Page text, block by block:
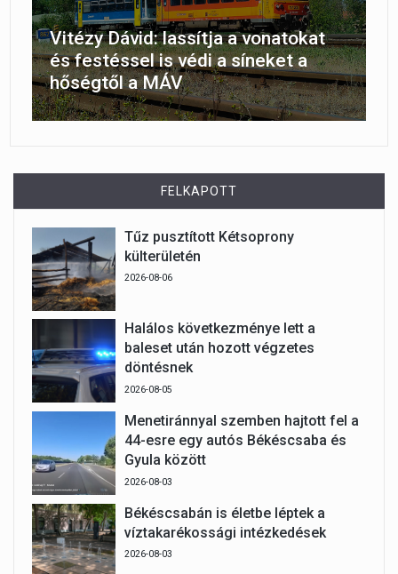
Vitézy Dávid: lassítja a vonatokat
és festéssel is védi a síneket a
hőségtől a MÁV
FELKAPOTT
Tűz pusztított Kétsoprony
külterületén
2026-08-06
Halálos következménye lett a
baleset után hozott végzetes
döntésnek
2026-08-05
Menetiránnyal szemben hajtott fel a
44-esre egy autós Békéscsaba és
Gyula között
2026-08-03
Békéscsabán is életbe léptek a
víztakarékossági intézkedések
2026-08-03